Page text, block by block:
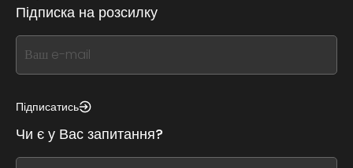
Підписка на розсилку
If
you
this,
this
form
Підписатись
Чи є у Вас запитання?